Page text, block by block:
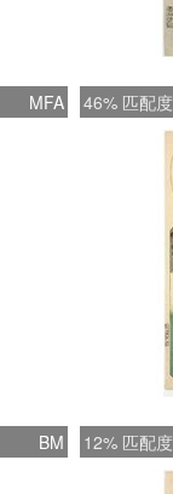
MFA 46% 匹配度
BM 12% 匹配度